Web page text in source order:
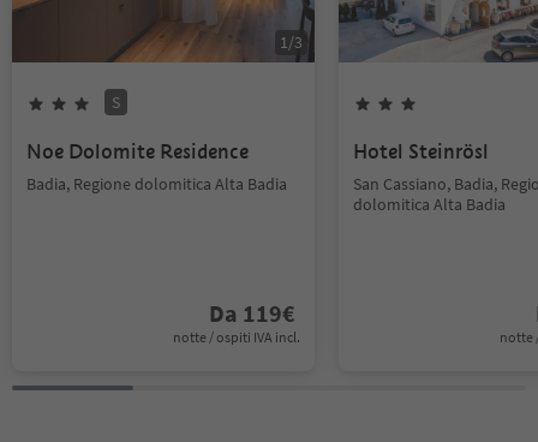
1/3
S
Noe Dolomite Residence
Badia, Regione dolomitica Alta Badia
Da 119€
notte / ospiti IVA incl.
Hotel Steinrösl
San Cassiano, Badia,
dolomitica Alta Badia
notte